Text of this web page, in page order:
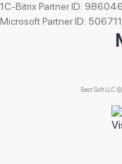
1C-Bitrix Partner ID:
Microsoft Partner ID:
Best Soft LLC